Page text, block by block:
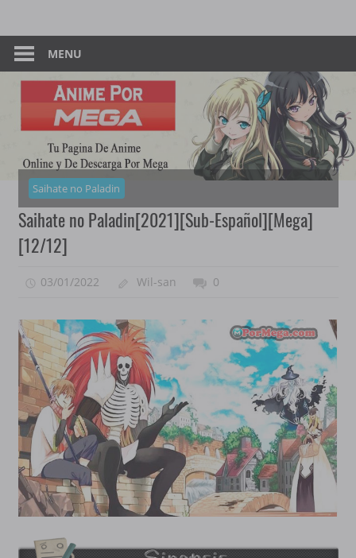
content
Anime
–
Por
Mega
Pagina
De
Descarga
Mega
MENU
Saihate no Paladin
Saihate no Paladin[2021][Sub-Español][Mega]
[12/12]
03/01/2022 Wil-san 0